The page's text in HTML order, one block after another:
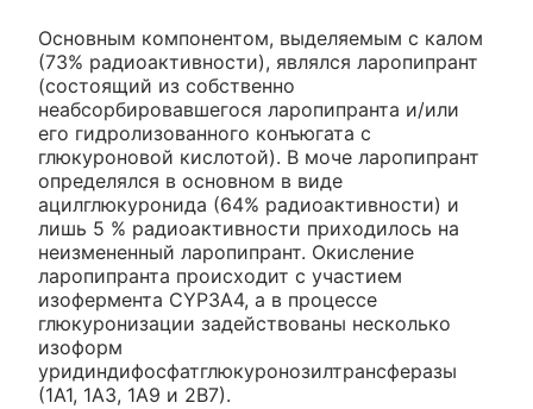
Основным компонентом, выделяемым с калом
(73% радиоактивности), являлся ларопипрант
(состоящий из собственно
неабсорбировавшегося ларопипранта и/или
его гидролизованного конъюгата с
глюкуроновой кислотой). В моче ларопипрант
определялся в основном в виде
ацилглюкуронида (64% радиоактивности) и
лишь 5 % радиоактивности приходилось на
неизмененный ларопипрант. Окисление
ларопипранта происходит с участием
изофермента CYP3A4, а в процессе
глюкуронизации задействованы несколько
изоформ
уридиндифосфатглюкуронозилтрансферазы
(1А1, 1АЗ, 1А9 и 2В7).